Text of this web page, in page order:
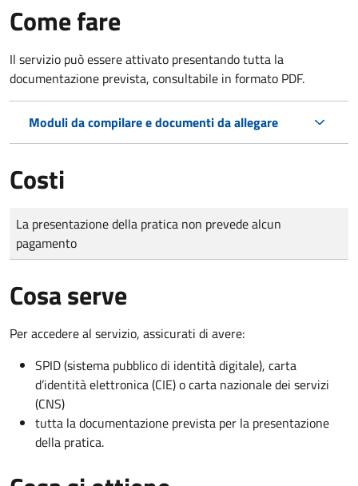
Come fare
Il servizio può essere attivato presentando tutta la
documentazione prevista, consultabile in formato PDF.
Moduli da compilare e documenti da allegare
Costi
Tipo di pagamento
Importo
La presentazione della pratica non prevede alcun
pagamento
Cosa serve
Per accedere al servizio, assicurati di avere:
SPID (sistema pubblico di identità digitale), carta
d’identità elettronica (CIE) o carta nazionale dei servizi
(CNS)
tutta la documentazione prevista per la presentazione
della pratica.